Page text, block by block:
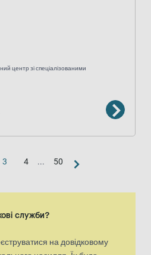
центр зі спеціалізованими
3 4 ... 50
служби?
на довідковому